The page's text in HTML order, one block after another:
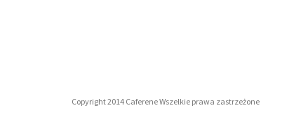
Copyright 2014 Caferene Wszelkie prawa zastrzeżone